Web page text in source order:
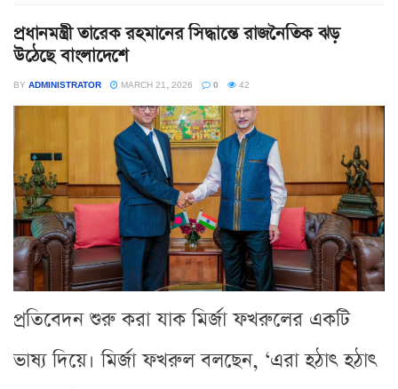
প্রধানমন্ত্রী তারেক রহমানের সিদ্ধান্তে রাজনৈতিক ঝড়
উঠেছে বাংলাদেশে
BY ADMINISTRATOR MARCH 21, 2026 0 42
প্রতিবেদন শুরু করা যাক মির্জা ফখরুলের একটি
ভাষ্য দিয়ে। মির্জা ফখরুল বলছেন, ‘এরা হঠাৎ হঠাৎ